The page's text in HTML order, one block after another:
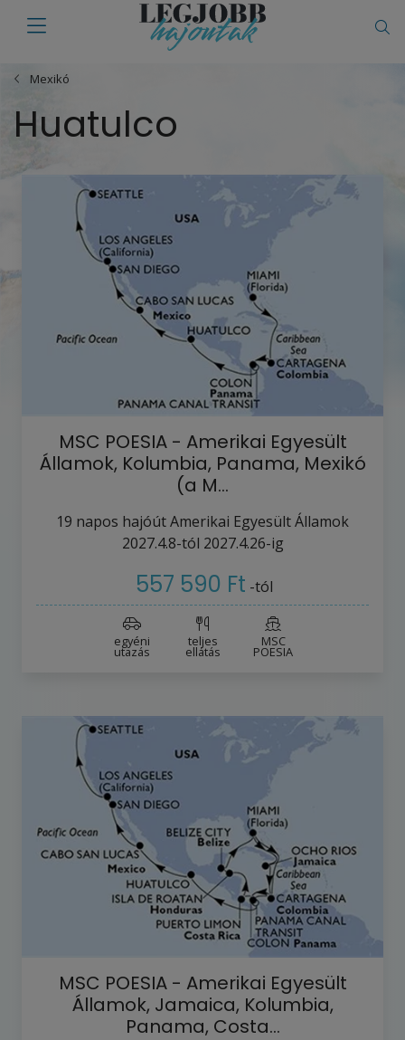
Mexikó
Huatulco
MSC POESIA - Amerikai Egyesült
Államok, Kolumbia, Panama, Mexikó
(a M…
19 napos hajóútAmerikai Egyesült Államok
2027.4.8-tól 2027.4.26-ig
557 590 Ft -tól
egyéni
utazás
teljes
ellátás
MSC
POESIA
MSC POESIA - Amerikai Egyesült
Államok, Jamaica, Kolumbia,
Panama, Costa…